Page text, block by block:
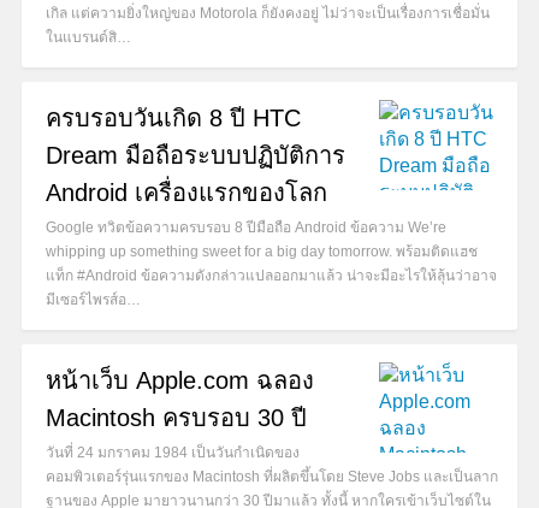
เกิล แต่ความยิ่งใหญ่ของ Motorola ก็ยังคงอยู่ ไม่ว่าจะเป็นเรื่องการเชื่อมั่น
ในแบรนด์สิ…
ครบรอบวันเกิด 8 ปี HTC
Dream มือถือระบบปฏิบัติการ
Android เครื่องแรกของโลก
Google ทวิตข้อความครบรอบ 8 ปีมือถือ Android ข้อความ We’re
whipping up something sweet for a big day tomorrow. พร้อมติดแฮช
แท็ก #Android ข้อความดังกล่าวแปลออกมาแล้ว น่าจะมีอะไรให้ลุ้นว่าอาจ
มีเซอร์ไพรส์อ…
หน้าเว็บ Apple.com ฉลอง
Macintosh ครบรอบ 30 ปี
วันที่ 24 มกราคม 1984 เป็นวันกำเนิดของ
คอมพิวเตอร์รุ่นแรกของ Macintosh ที่ผลิตขึ้นโดย Steve Jobs และเป็นลาก
ฐานของ Apple มายาวนานกว่า 30 ปีมาแล้ว ทั้งนี้ หากใครเข้าเว็บไซต์ใน